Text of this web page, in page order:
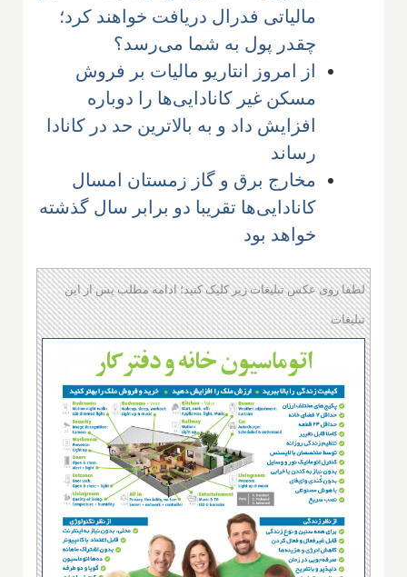
مالیاتی فدرال دریافت خواهند کرد؛
چقدر پول به شما می‌رسد؟
از امروز انتاریو مالیات بر فروش
مسکن غیر کانادایی‌ها را دوباره
افزایش داد و به بالاترین حد در کانادا
رساند
مخارج برق و گاز زمستان امسال
کانادایی‌ها تقریبا دو برابر سال گذشته
خواهد بود
لطفا روی عکس تبلیغات زیر کلیک کنید؛ ادامه مطلب پس از این
تبلیغات